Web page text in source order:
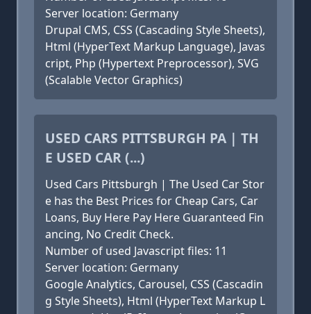
Server location: Germany
Drupal CMS, CSS (Cascading Style Sheets),
Html (HyperText Markup Language), Javas
cript, Php (Hypertext Preprocessor), SVG
(Scalable Vector Graphics)
USED CARS PITTSBURGH PA | TH
E USED CAR (...)
Used Cars Pittsburgh | The Used Car Stor
e has the Best Prices for Cheap Cars, Car
Loans, Buy Here Pay Here Guaranteed Fin
ancing, No Credit Check.
Number of used Javascript files: 11
Server location: Germany
Google Analytics, Carousel, CSS (Cascadin
g Style Sheets), Html (HyperText Markup L